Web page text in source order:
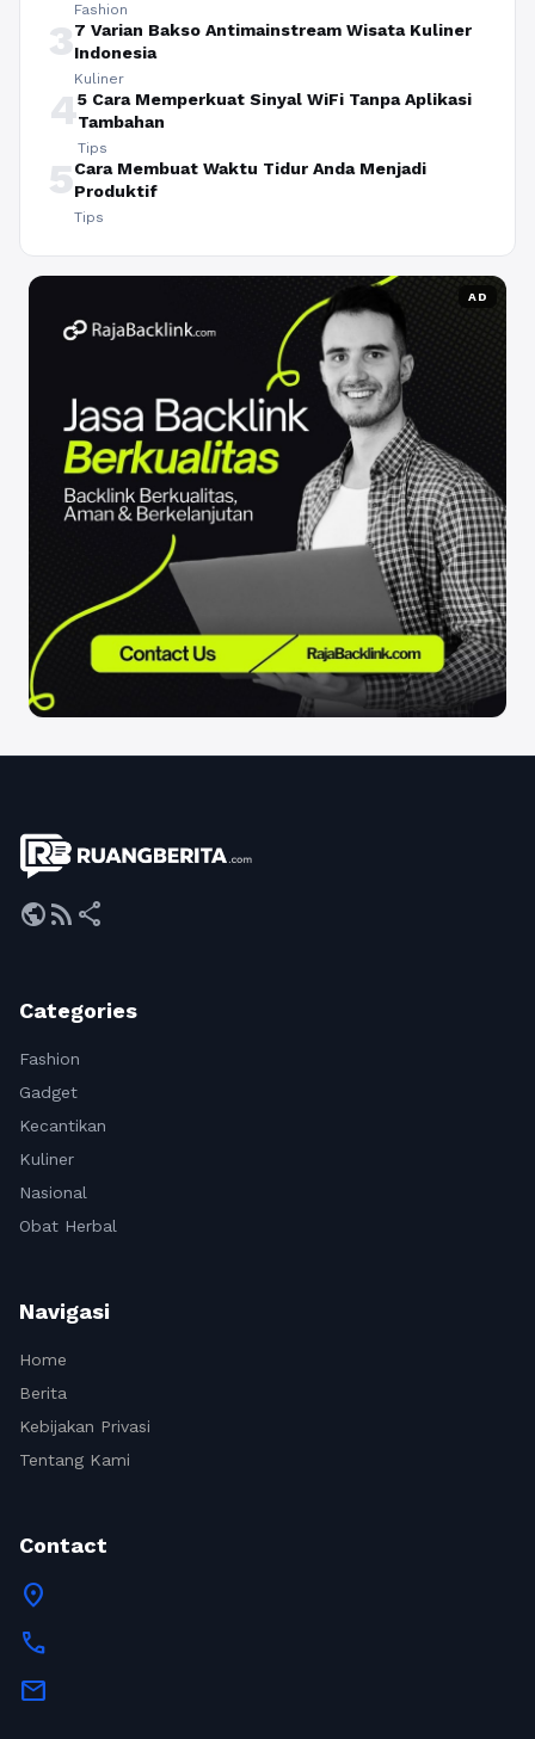
Fashion
37 Varian Bakso Antimainstream Wisata Kuliner
Indonesia
Kuliner
45 Cara Memperkuat Sinyal WiFi Tanpa Aplikasi
Tambahan
Tips
5Cara Membuat Waktu Tidur Anda Menjadi
Produktif
Tips
AD
publicrss_feed share
Categories
Fashion
Gadget
Kecantikan
Kuliner
Nasional
Obat Herbal
Navigasi
Home
Berita
Kebijakan Privasi
Tentang Kami
Contact
location_on
call
mail